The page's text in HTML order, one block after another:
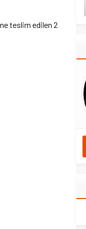
teslim edilen 2